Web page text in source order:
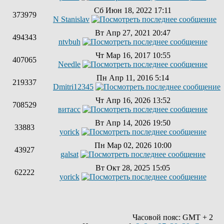
373979
Сб Июн 18, 2022 17:11
N Stanislav
494343
Вт Апр 27, 2021 20:47
ntvbuh
407065
Чт Мар 16, 2017 10:55
Needle
219337
Пн Апр 11, 2016 5:14
Dmitri12345
708529
Чт Апр 16, 2026 13:52
витасс
33883
Вт Апр 14, 2026 19:50
yorick
43927
Пн Мар 02, 2026 10:00
galsat
62222
Вт Окт 28, 2025 15:05
yorick
Часовой пояс: GMT + 2